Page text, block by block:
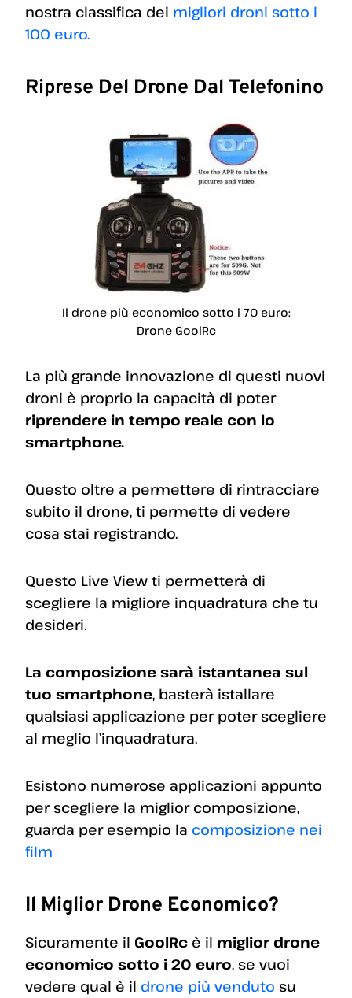
nostra classifica dei migliori droni sotto i
100 euro.
Riprese Del Drone Dal Telefonino
Il drone più economico sotto i 70 euro:
Drone GoolRc
La più grande innovazione di questi nuovi
droni è proprio la capacità di poter
riprendere in tempo reale con lo
smartphone.
Questo oltre a permettere di rintracciare
subito il drone, ti permette di vedere
cosa stai registrando.
Questo Live View ti permetterà di
scegliere la migliore inquadratura che tu
desideri.
La composizione sarà istantanea sul
tuo smartphone, basterà istallare
qualsiasi applicazione per poter scegliere
al meglio l’inquadratura.
Esistono numerose applicazioni appunto
per scegliere la miglior composizione,
guarda per esempio la composizione nei
film
Il Miglior Drone Economico?
Sicuramente il GoolRc è il miglior drone
economico sotto i 20 euro, se vuoi
vedere qual è il drone più venduto su